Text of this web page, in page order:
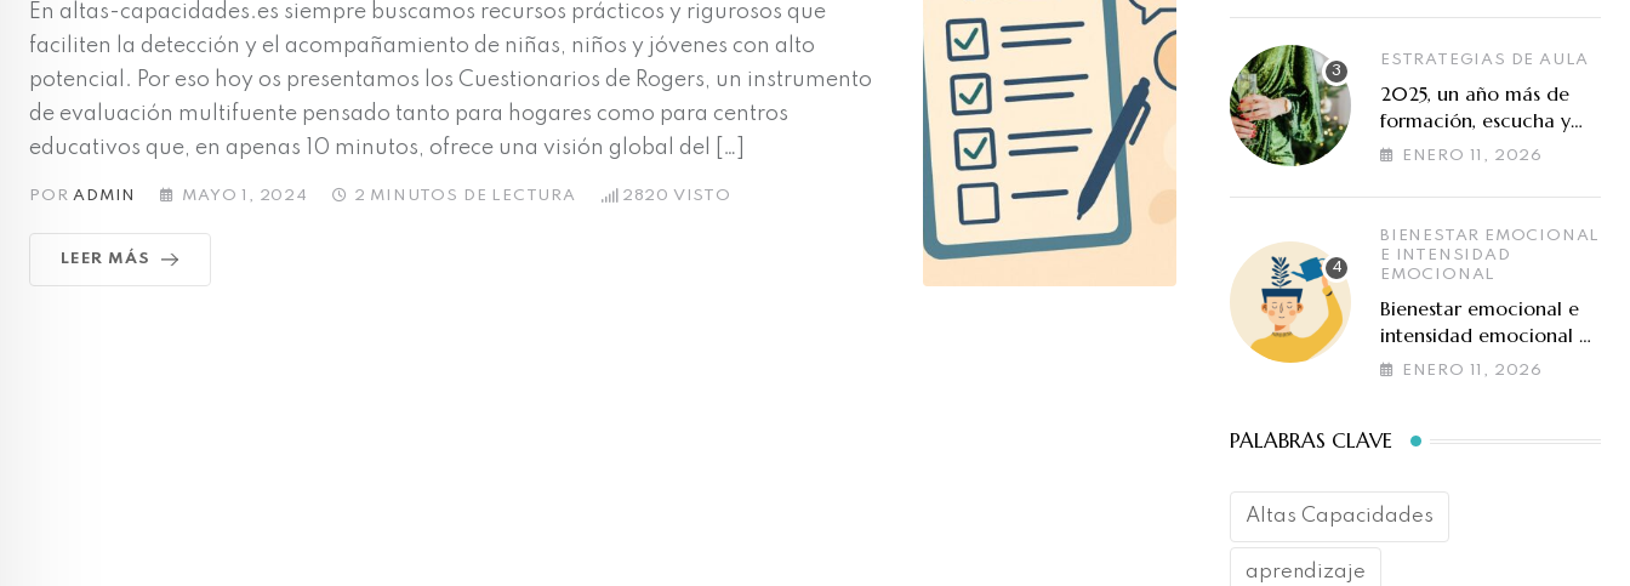
En altas-capacidades.es siempre buscamos recursos prácticos y rigurosos que
faciliten la detección y el acompañamiento de niñas, niños y jóvenes con alto
potencial. Por eso hoy os presentamos los Cuestionarios de Rogers, un instrumento
de evaluación multifuente pensado tanto para hogares como para centros
educativos que, en apenas 10 minutos, ofrece una visión global del […]
PORADMIN MAYO 1, 2024 2 MINUTOS DE LECTURA 2820 VISTO
LEER MÁS
ESTRATEGIAS DE AULA
2025, un año más de
formación, escucha y
cooperación en torno a
ENERO 11, 2026
BIENESTAR EMOCIONAL
E INTENSIDAD
EMOCIONAL
Bienestar emocional e
intensidad emocional en
las altas capacidades
ENERO 11, 2026
PALABRAS CLAVE
Altas Capacidades
aprendizaje